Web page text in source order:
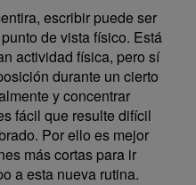
escribir puede ser
de vista físico. Está
actividad física, pero sí
durante un cierto
y concentrar
fácil que resulte difícil
Por ello es mejor
más cortas para ir
a esta nueva rutina.